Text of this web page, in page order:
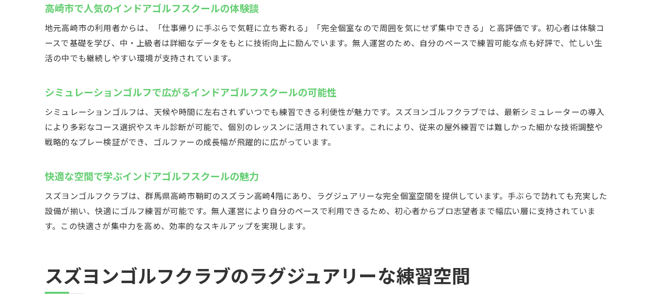
高崎市で人気のインドアゴルフスクールの体験談
地元高崎市の利用者からは、「仕事帰りに手ぶらで気軽に立ち寄れる」「完全個室なので周囲を気にせず集中できる」と高評価です。初心者は体験コ
ースで基礎を学び、中・上級者は詳細なデータをもとに技術向上に励んでいます。無人運営のため、自分のペースで練習可能な点も好評で、忙しい生
活の中でも継続しやすい環境が支持されています。
シミュレーションゴルフで広がるインドアゴルフスクールの可能性
シミュレーションゴルフは、天候や時間に左右されずいつでも練習できる利便性が魅力です。スズヨンゴルフクラブでは、最新シミュレーターの導入
により多彩なコース選択やスキル診断が可能で、個別のレッスンに活用されています。これにより、従来の屋外練習では難しかった細かな技術調整や
戦略的なプレー検証ができ、ゴルファーの成長幅が飛躍的に広がっています。
快適な空間で学ぶインドアゴルフスクールの魅力
スズヨンゴルフクラブは、群馬県高崎市鞘町のスズラン高崎4階にあり、ラグジュアリーな完全個室空間を提供しています。手ぶらで訪れても充実した
設備が揃い、快適にゴルフ練習が可能です。無人運営により自分のペースで利用できるため、初心者からプロ志望者まで幅広い層に支持されていま
す。この快適さが集中力を高め、効率的なスキルアップを実現します。
スズヨンゴルフクラブのラグジュアリーな練習空間